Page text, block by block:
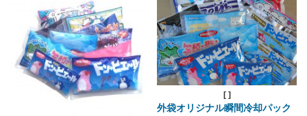
[ ]
外袋オリジナル瞬間冷却パック